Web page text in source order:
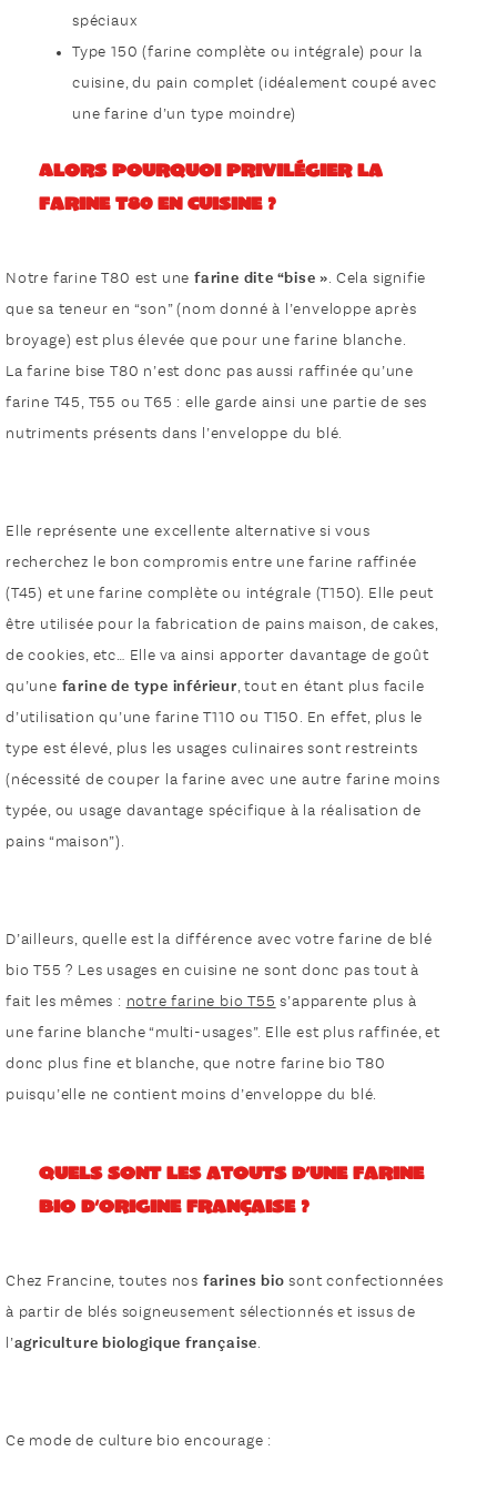
spéciaux
Type 150 (farine complète ou intégrale) pour la
cuisine, du pain complet (idéalement coupé avec
une farine d’un type moindre)
Alors pourquoi privilégier la
farine T80 en cuisine ?
Notre farine T80 est une farine dite “bise ». Cela signifie
que sa teneur en “son” (nom donné à l’enveloppe après
broyage) est plus élevée que pour une farine blanche.
La farine bise T80 n’est donc pas aussi raffinée qu’une
farine T45, T55 ou T65 : elle garde ainsi une partie de ses
nutriments présents dans l’enveloppe du blé.
Elle représente une excellente alternative si vous
recherchez le bon compromis entre une farine raffinée
(T45) et une farine complète ou intégrale (T150). Elle peut
être utilisée pour la fabrication de pains maison, de cakes,
de cookies, etc… Elle va ainsi apporter davantage de goût
qu’une farine de type inférieur, tout en étant plus facile
d’utilisation qu’une farine T110 ou T150. En effet, plus le
type est élevé, plus les usages culinaires sont restreints
(nécessité de couper la farine avec une autre farine moins
typée, ou usage davantage spécifique à la réalisation de
pains “maison”).
D’ailleurs, quelle est la différence avec votre farine de blé
bio T55 ? Les usages en cuisine ne sont donc pas tout à
fait les mêmes : notre farine bio T55 s’apparente plus à
une farine blanche “multi-usages”. Elle est plus raffinée, et
donc plus fine et blanche, que notre farine bio T80
puisqu’elle ne contient moins d’enveloppe du blé.
Quels sont les atouts d’une farine
bio d’origine française ?
Chez Francine, toutes nos farines bio sont confectionnées
à partir de blés soigneusement sélectionnés et issus de
l’agriculture biologique française.
Ce mode de culture bio encourage :